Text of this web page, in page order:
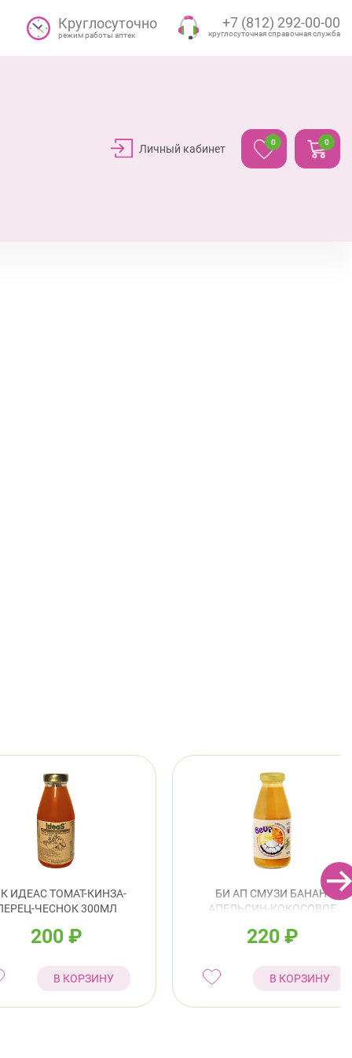
Круглосуточно
режим работы аптек
+7 (812) 292-00-00
круглосуточная справочная служба
Личный кабинет
0 0
ИДЕАС ТОМАТ-КИНЗА-
ЧЕСНОК 300МЛ
200 ₽
В КОРЗИНУ
БИ АП СМУЗИ БАНАН-
АПЕЛЬСИН-КОКОСОВОЕ
220 ₽
В КОРЗИНУ